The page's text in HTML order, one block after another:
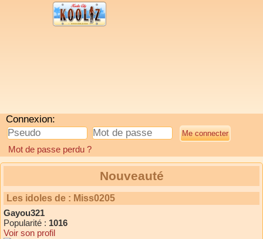
Connexion:
Mot de passe perdu ?
Nouveauté
Les idoles de : Miss0205
Gayou321
Popularité : 1016
Voir son profil